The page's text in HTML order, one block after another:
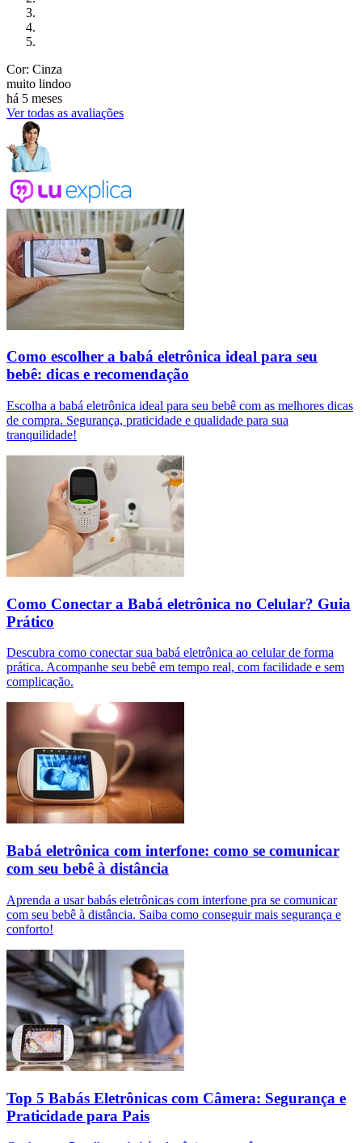
Cor: Cinza
muito lindoo
há 5 meses
Ver todas as avaliações
Como escolher a babá eletrônica ideal para seu
bebê: dicas e recomendação
Escolha a babá eletrônica ideal para seu bebê com as melhores dicas
de compra. Segurança, praticidade e qualidade para sua
tranquilidade!
Como Conectar a Babá eletrônica no Celular? Guia
Prático
Descubra como conectar sua babá eletrônica ao celular de forma
prática. Acompanhe seu bebê em tempo real, com facilidade e sem
complicação.
Babá eletrônica com interfone: como se comunicar
com seu bebê à distância
Aprenda a usar babás eletrônicas com interfone pra se comunicar
com seu bebê à distância. Saiba como conseguir mais segurança e
conforto!
Top 5 Babás Eletrônicas com Câmera: Segurança e
Praticidade para Pais